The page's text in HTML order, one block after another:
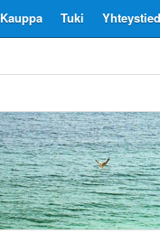
Tuki
Kauppa